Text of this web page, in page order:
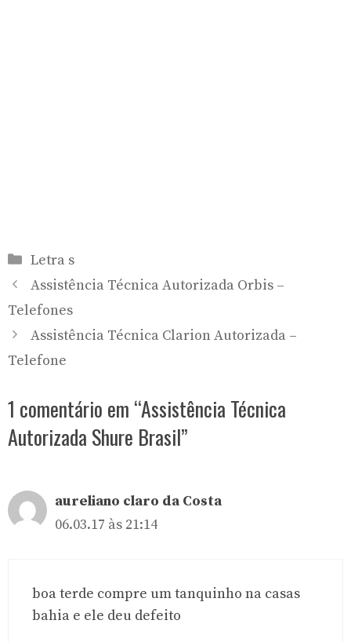
Categorias
Letra s
Assistência Técnica Autorizada Orbis –
Telefones
Assistência Técnica Clarion Autorizada –
Telefone
1 comentário em “Assistência Técnica
Autorizada Shure Brasil”
aureliano claro da Costa
06.03.17 às 21:14
boa terde compre um tanquinho na casas
bahia e ele deu defeito